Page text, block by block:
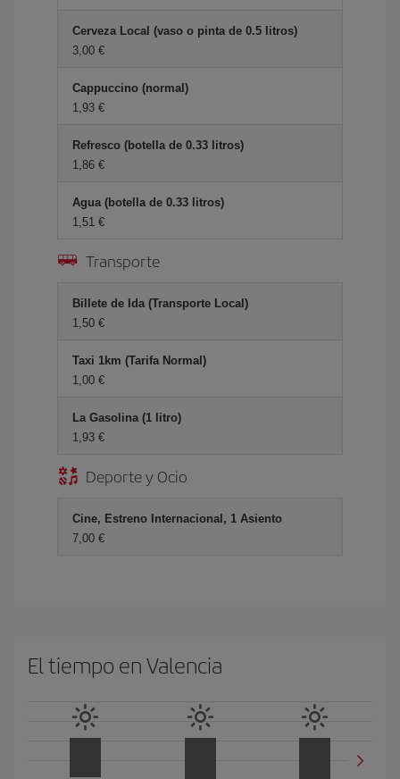
Cerveza Local (vaso o pinta de 0.5 litros)
3,00 €
Cappuccino (normal)
1,93 €
Refresco (botella de 0.33 litros)
1,86 €
Agua (botella de 0.33 litros)
1,51 €
Transporte
Billete de Ida (Transporte Local)
1,50 €
Taxi 1km (Tarifa Normal)
1,00 €
La Gasolina (1 litro)
1,93 €
Deporte y Ocio
Cine, Estreno Internacional, 1 Asiento
7,00 €
El tiempo en Valencia